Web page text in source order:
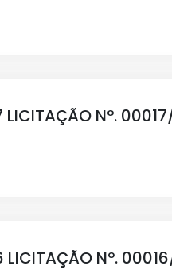
LICITAÇÃO Nº.
LICITAÇÃO Nº.